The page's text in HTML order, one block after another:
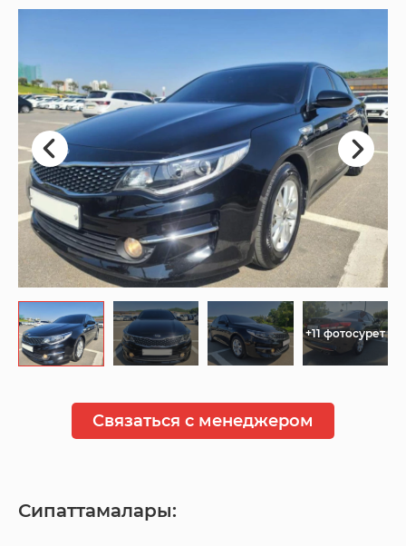
+11 фотосурет
Связаться с менеджером
Сипаттамалары: